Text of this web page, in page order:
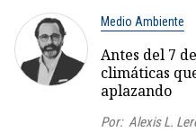
Medio Ambiente
Antes del 7
climáticas
aplazando
Por: Alexis L.